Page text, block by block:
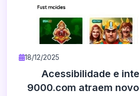
18/12/2025
Acessibilidade e
9000.com atraem